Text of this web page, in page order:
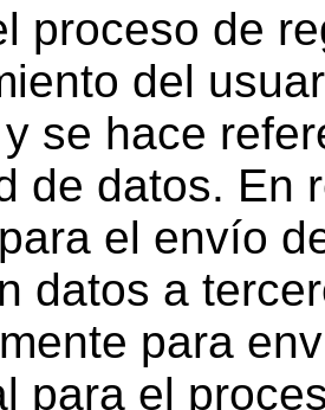
proceso de
del
se hace
de datos. En
el envío
datos a
para
para el